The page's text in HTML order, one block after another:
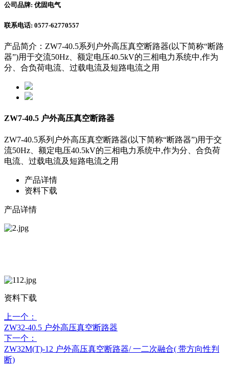
公司品牌: 优固电气
联系电话: 0577-62770557
产品简介：ZW7-40.5系列户外高压真空断路器(以下简称“断路
器”)用于交流50Hz、额定电压40.5kV的三相电力系统中,作为
分、合负荷电流、过载电流及短路电流之用
ZW7-40.5 户外高压真空断路器
ZW7-40.5系列户外高压真空断路器(以下简称“断路器”)用于交
流50Hz、额定电压40.5kV的三相电力系统中,作为分、合负荷
电流、过载电流及短路电流之用
产品详情
资料下载
产品详情
资料下载
上一个：
ZW32-40.5 户外高压真空断路器
下一个：
ZW32M(T)-12 户外高压真空断路器/ 一二次融合( 带方向性判
断)